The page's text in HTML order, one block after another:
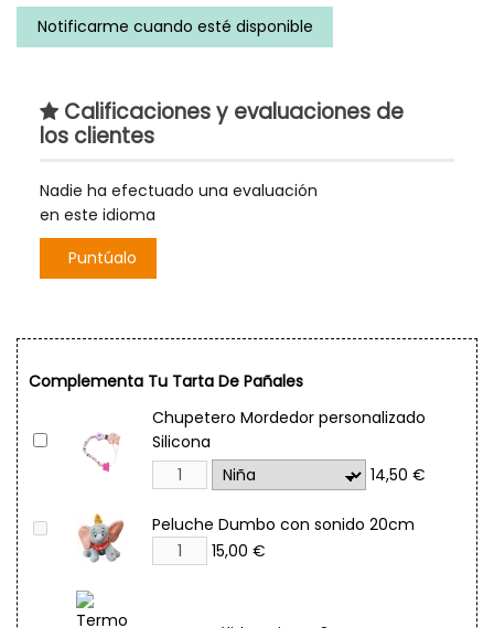
Calificaciones y evaluaciones de
los clientes
Nadie ha efectuado una evaluación
en este idioma
Puntúalo
Complementa Tu Tarta De Pañales
Chupetero Mordedor personalizado
Silicona
14,50 €
Peluche Dumbo con sonido 20cm
15,00 €